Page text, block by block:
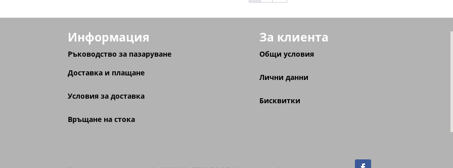
Информация
Ръководство за пазаруване
Доставка и плащане
Условия за доставка
Връщане на стока
За клиента
Общи условия
Лични данни
Бисквитки